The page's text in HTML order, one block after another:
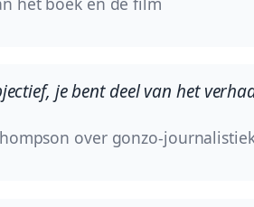
je bent deel van het
over gonzo-